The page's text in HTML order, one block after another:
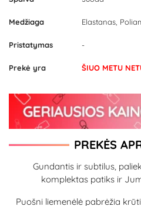
Medžiaga Elastanas,
Pristatymas -
Prekė yra ŠIUO METU
PREKĖS
Gundantis ir subtilus,
komplektas patiks ir
Puošni liemenėlė pabrėžia